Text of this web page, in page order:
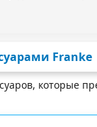
Franke
которые